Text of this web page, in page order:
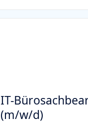
IT-
(m/w/d)